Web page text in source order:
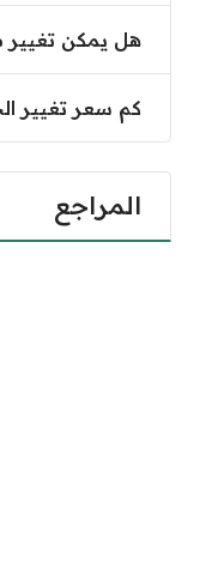
هل يمكن تغيير
كم سعر تغيير
المراجع